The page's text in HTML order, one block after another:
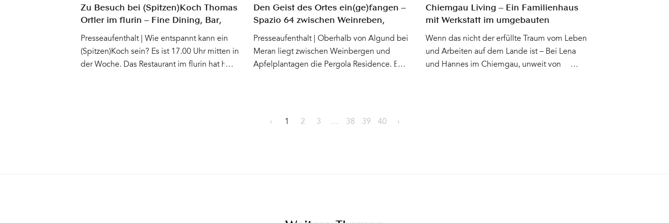
Zu Besuch bei (Spitzen)Koch Thomas
Ortler im flurin – Fine Dining, Bar,
Suites und heitere Gelassenheit
Presseaufenthalt | Wie entspannt kann ein
(Spitzen)Koch sein? Es ist 17.00 Uhr mitten in
der Woche. Das Restaurant im flurin hat heute
Den Geist des Ortes ein(ge)fangen –
Spazio 64 zwischen Weinreben,
Palmen und Bergen mit einem Loft,
designed by Hannes Peer
Presseaufenthalt | Oberhalb von Algund bei
Meran liegt zwischen Weinbergen und
Apfelplantagen die Pergola Residence. Ein
Jahrzehnten entwarf der renommierte
Gäste lieben das Konzept des Hauses –
Chiemgau Living – Ein Familienhaus
mit Werkstatt im umgebauten
Heustadl von 1873
Wenn das nicht der erfüllte Traum vom Leben
und Arbeiten auf dem Lande ist – Bei Lena
und Hannes im Chiemgau, unweit von
‹ 1 2 3 … 38 39 40 ›